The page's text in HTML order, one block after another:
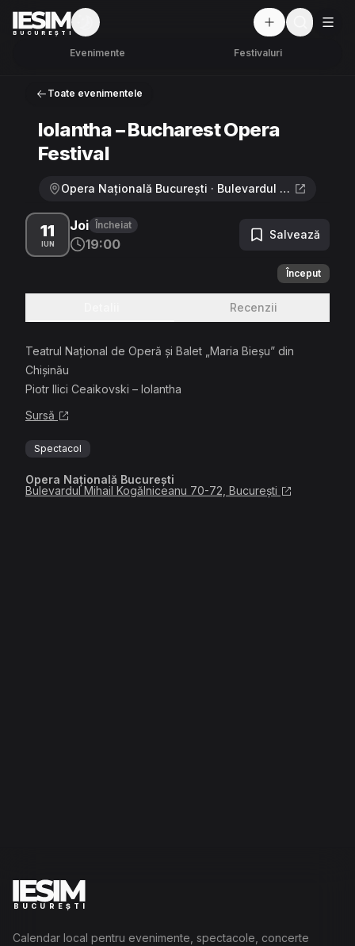
BUCUREȘTI Mod întunecat
Evenimente Festivaluri
Toate evenimentele
Iolantha – Bucharest Opera
Festival
Opera Națională București · Bulevardul Mihail Kogălniceanu 70-72, București
11
IUN
Joi Încheiat
19:00
Salvează
Început
Recenzii
Teatrul Naţional de Operă şi Balet „Maria Bieşu” din
Chişinău
Piotr Ilici Ceaikovski – Iolantha
Sursă
Spectacol
Opera Națională București
Bulevardul Mihail Kogălniceanu 70-72, București
BUCUREȘTI
Calendar local pentru evenimente, spectacole, concerte